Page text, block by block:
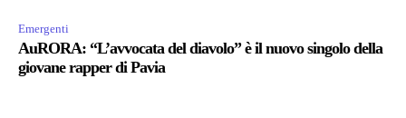
Emergenti
AuRORA: “L’avvocata del diavolo” è il nuovo singolo della
giovane rapper di Pavia